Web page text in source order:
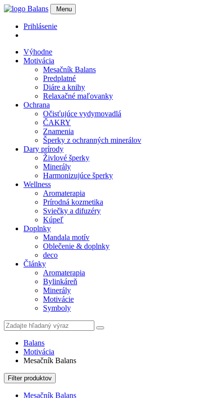
Menu
Prihlásenie
Výhodne
Motivácia
Mesačník Balans
Predplatné
Diáre a knihy
Relaxačné maľovanky
Ochrana
Očisťujúce vydymovadlá
ČAKRY
Znamenia
Šperky z ochranných minerálov
Dary prírody
Živlové šperky
Minerály
Harmonizujúce šperky
Wellness
Aromaterapia
Prírodná kozmetika
Sviečky a difuzéry
Kúpeľ
Doplnky
Mandala motív
Oblečenie & doplnky
deco
Články
Aromaterapia
Bylinkáreň
Minerály
Motivácie
Symboly
Balans
Motivácia
Mesačník Balans
Filter produktov
Mesačník Balans